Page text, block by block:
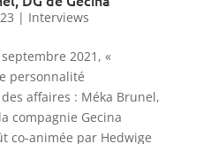
| Interviews
2021, «
personnalité
affaires : Méka Brunel,
compagnie Gecina
co-animée par Hedwige